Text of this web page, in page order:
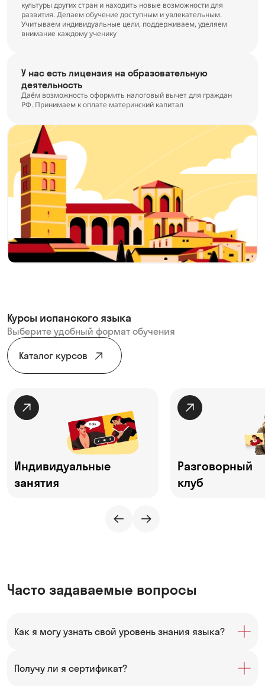
культуры других стран и находить новые возможности для
развития. Делаем обучение доступным и увлекательным.
Учитываем индивидуальные цели, поддерживаем, уделяем
внимание каждому ученику
У нас есть лицензия на образовательную
деятельность
Даём возможность оформить налоговый вычет для граждан
РФ. Принимаем к оплате материнский капитал
Курсы испанского языка
Выберите удобный формат обучения
Каталог курсов
Индивидуальные
занятия
Разговорный
клуб
Часто задаваемые вопросы
Как я могу узнать свой уровень знания языка?
Получу ли я сертификат?